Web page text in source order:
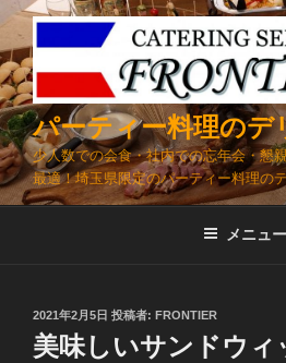
コ
テ
ン
ツ
へ
ス
キ
パーティー料理のデ
少人数での会食・社内での忘年会・懇
最適！埼玉県限定のパーティー料理の
メニュー
投
稿
日:
2021年2月5日 投稿者: FRONTIER
美味しいサンドウィ